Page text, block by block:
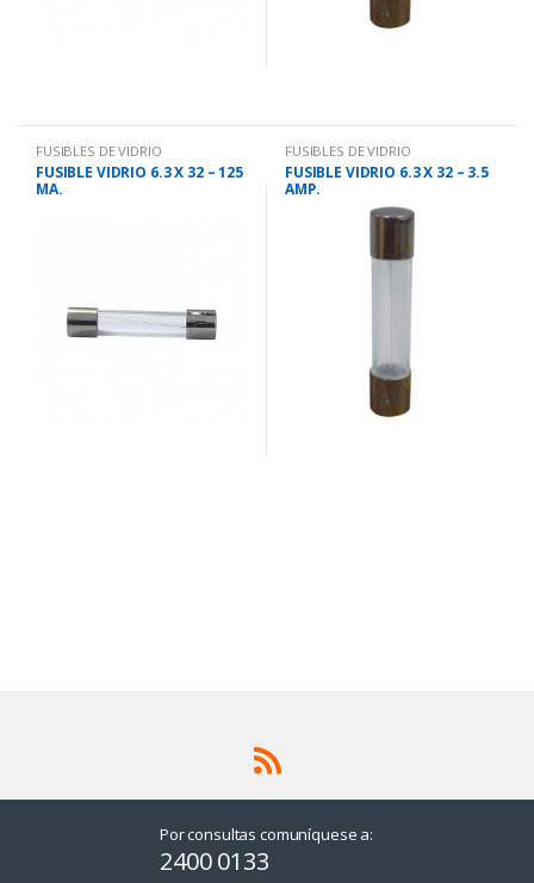
FUSIBLES DE VIDRIO
FUSIBLE VIDRIO 6.3 X 32 – 125
MA.
FUSIBLES DE VIDRIO
FUSIBLE VIDRIO 6.3 X 32 – 3.5
AMP.
Por consultas comuníquese a:
2400 0133